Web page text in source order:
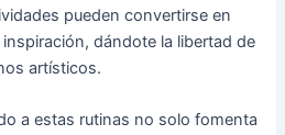
pueden convertirse en
dándote la libertad de
artísticos.
a estas rutinas no solo fomenta